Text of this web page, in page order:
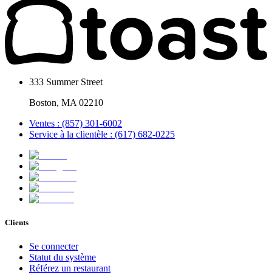
333 Summer Street
Boston, MA 02210
Ventes : (857) 301-6002
Service à la clientèle : (617) 682-0225
Clients
Se connecter
Statut du système
Référez un restaurant